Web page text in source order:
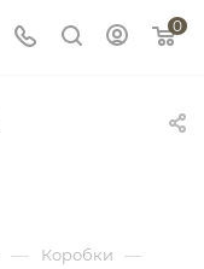
0
— Коробки —